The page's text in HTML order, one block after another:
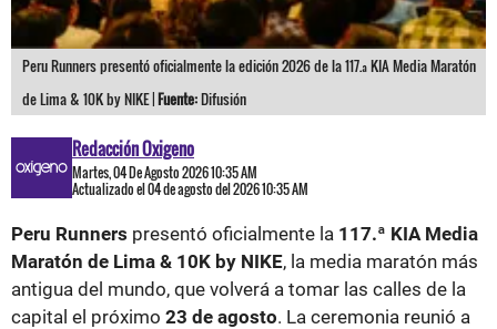
Peru Runners presentó oficialmente la edición 2026 de la 117.ª KIA Media Maratón
de Lima & 10K by NIKE |Fuente:Difusión
Redacción Oxigeno
Martes, 04 De Agosto 2026 10:35 AM
Actualizado el 04 de agosto del 2026 10:35 AM
Peru Runners presentó oficialmente la 117.ª KIA Media
Maratón de Lima & 10K by NIKE, la media maratón más
antigua del mundo, que volverá a tomar las calles de la
capital el próximo 23 de agosto. La ceremonia reunió a